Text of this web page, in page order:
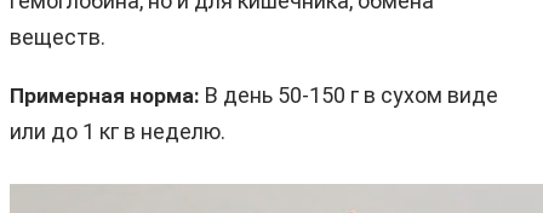
веществ.
Примерная норма: В день 50-150 г в сухом виде
или до 1 кг в неделю.